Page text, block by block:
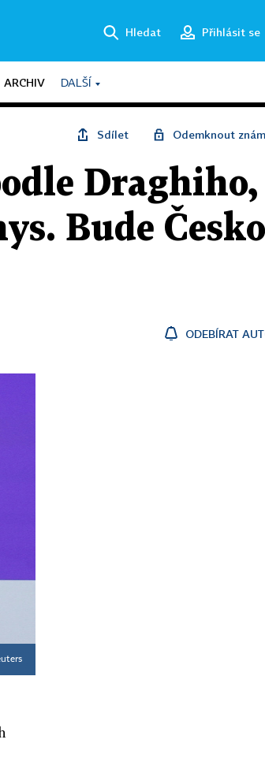
Hledat Přihlásit se
ARCHIV DALŠÍ
Sdílet Odemknout
Draghiho,
Bude Česko
ODEBÍRAT